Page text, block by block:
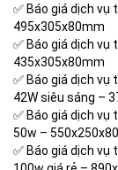
✅ Báo giá dịch vụ
495x305x80mm
✅ Báo giá dịch vụ
435x305x80mm
✅ Báo giá dịch vụ
42W siêu sáng –
✅ Báo giá dịch vụ
50w –
✅ Báo giá dịch vụ